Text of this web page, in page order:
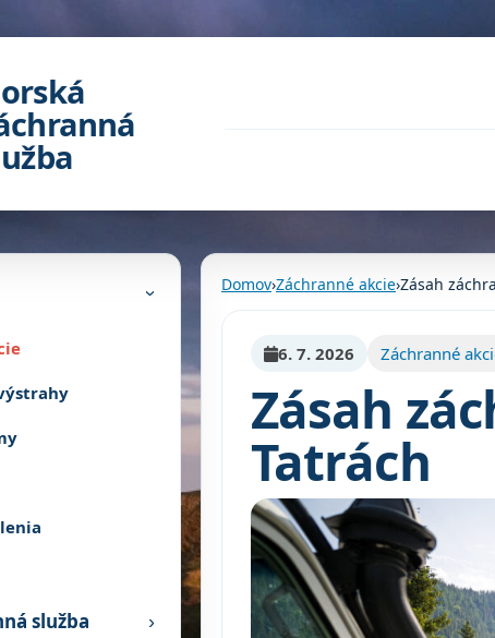
›
služba ›
Domov›Záchranné akcie›Zásah
6. 7. 2026 Záchranné
Zásah
Tatrách